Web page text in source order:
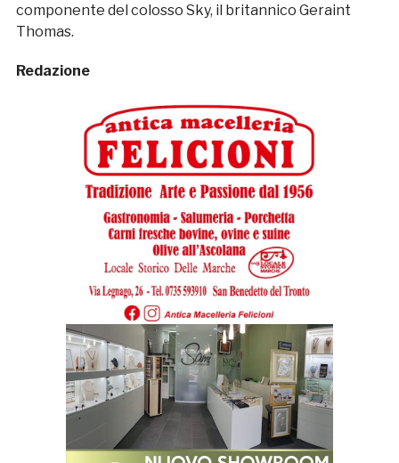
componente del colosso Sky, il britannico Geraint
Thomas.
Redazione